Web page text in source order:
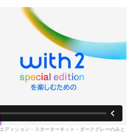
ディション・スターターキット・ダークグレーのみと